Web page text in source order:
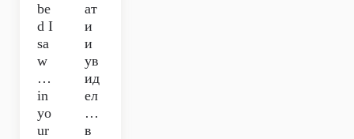
be
d I
sa
w
…
in
yo
ur
ат
и
и
ув
ид
ел
…
в